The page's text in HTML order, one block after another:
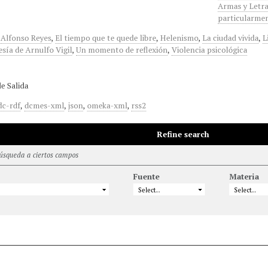
Armas y
Alfonso Reyes, El tiempo que te quede libre, Helenismo, La ciudad vivida,
de Arnulfo Vigil,Un momento de reflexión,Violencia psicológica
Salida
rdf, dcmes-xml,json, omeka-xml, rss2
Refine search
a ciertos campos
Fuente Materia